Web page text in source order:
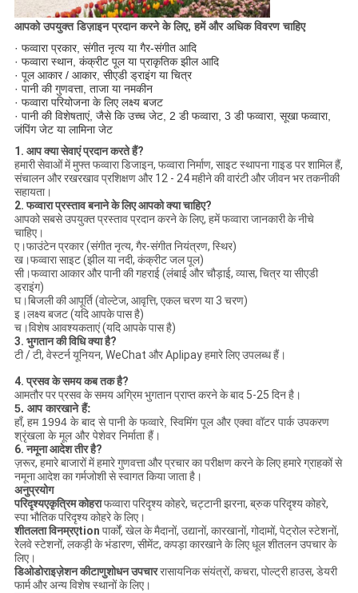
आपको उपयुक्त डिज़ाइन प्रदान करने के लिए, हमें और अधिक विवरण चाहिए
· फव्वारा प्रकार, संगीत नृत्य या गैर-संगीत आदि
· फव्वारा स्थान, कंक्रीट पूल या प्राकृतिक झील आदि
· पूल आकार / आकार, सीएडी ड्राइंग या चित्र
· पानी की गुणवत्ता, ताजा या नमकीन
· फव्वारा परियोजना के लिए लक्ष्य बजट
· पानी की विशेषताएं, जैसे कि उच्च जेट, 2 डी फव्वारा, 3 डी फव्वारा, सूखा फव्वारा,
जंपिंग जेट या लामिना जेट
1. आप क्या सेवाएं प्रदान करते हैं?
हमारी सेवाओं में मुफ्त फव्वारा डिजाइन, फव्वारा निर्माण, साइट स्थापना गाइड पर शामिल हैं,
संचालन और रखरखाव प्रशिक्षण और 12 - 24 महीने की वारंटी और जीवन भर तकनीकी
सहायता।
2. फव्वारा प्रस्ताव बनाने के लिए आपको क्या चाहिए?
आपको सबसे उपयुक्त प्रस्ताव प्रदान करने के लिए, हमें फव्वारा जानकारी के नीचे
चाहिए।
ए।फाउंटेन प्रकार (संगीत नृत्य, गैर-संगीत नियंत्रण, स्थिर)
ख।फव्वारा साइट (झील या नदी, कंक्रीट जल पूल)
सी।फव्वारा आकार और पानी की गहराई (लंबाई और चौड़ाई, व्यास, चित्र या सीएडी
ड्राइंग)
घ।बिजली की आपूर्ति (वोल्टेज, आवृत्ति, एकल चरण या 3 चरण)
इ।लक्ष्य बजट (यदि आपके पास है)
च।विशेष आवश्यकताएं (यदि आपके पास है)
3. भुगतान की विधि क्या है?
टी / टी, वेस्टर्न यूनियन, WeChat और Aplipay हमारे लिए उपलब्ध हैं।
4. प्रसव के समय कब तक है?
आमतौर पर प्रसव के समय अग्रिम भुगतान प्राप्त करने के बाद 5-25 दिन है।
5. आप कारखाने हैं:
हाँ, हम 1994 के बाद से पानी के फव्वारे, स्विमिंग पूल और एक्वा वॉटर पार्क उपकरण
श्रृंखला के मूल और पेशेवर निर्माता हैं।
6. नमूना आदेश तीर है?
ज़रूर, हमारे बाजारों में हमारे गुणवत्ता और प्रचार का परीक्षण करने के लिए हमारे ग्राहकों से
नमूना आदेश का गर्मजोशी से स्वागत किया जाता है।
अनुप्रयोग
परिदृश्यएकृत्रिम कोहराफव्वारा परिदृश्य कोहरे, चट्टानी झरना, ब्रुक परिदृश्य कोहरे,
स्पा भौतिक परिदृश्य कोहरे के लिए।
शीतलता विनम्रएtion पार्कों, खेल के मैदानों, उद्यानों, कारखानों, गोदामों, पेट्रोल स्टेशनों,
रेलवे स्टेशनों, लकड़ी के भंडारण, सीमेंट, कपड़ा कारखाने के लिए धूल शीतलन उपचार के
लिए।
डिओडोराइज़ेशन कीटाणुशोधन उपचाररासायनिक संयंत्रों, कचरा, पोल्ट्री हाउस, डेयरी
फार्म और अन्य विशेष स्थानों के लिए।